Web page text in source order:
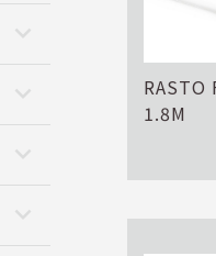
keyboard_arrow_down
keyboard_arrow_down
keyboard_arrow_down
keyboard_arrow_down
RASTO
1.8M